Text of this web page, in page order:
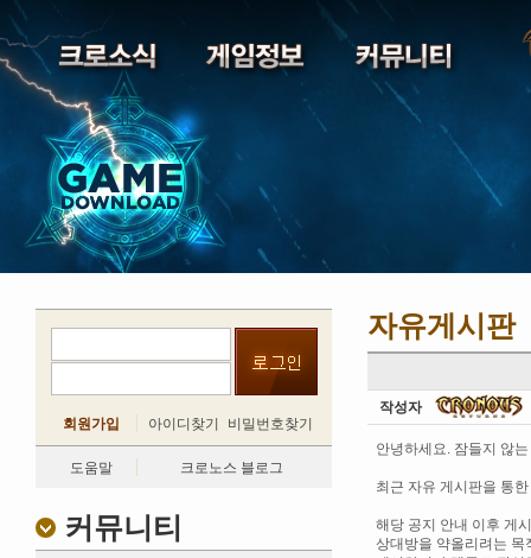
회원가입 아이디찾기 비밀번호찾기
도움말 크로노스 블로그
커뮤니티
자유게시판
작성자
안녕하세요. 잠들지 않
최근 자유 게시판을 통
해당 공지 안내 이후 게
상대방을 약올리려는 목